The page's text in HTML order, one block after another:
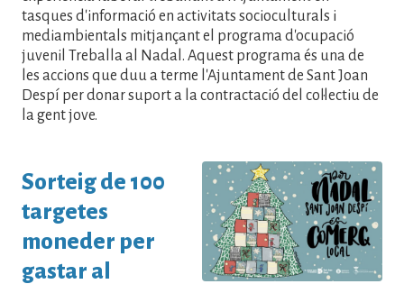
tasques d'informació en activitats socioculturals i
mediambientals mitjançant el programa d'ocupació
juvenil Treballa al Nadal. Aquest programa és una de
les accions que duu a terme l'Ajuntament de Sant Joan
Despí per donar suport a la contractació del col·lectiu de
la gent jove.
Sorteig de 100
targetes
moneder per
gastar al